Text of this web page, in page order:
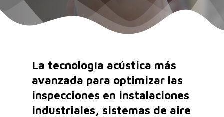
La tecnología acústica más
avanzada para optimizar las
inspecciones en instalaciones
industriales, sistemas de aire